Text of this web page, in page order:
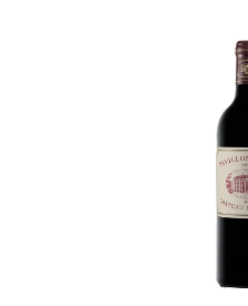
Bildergalerie überspringen